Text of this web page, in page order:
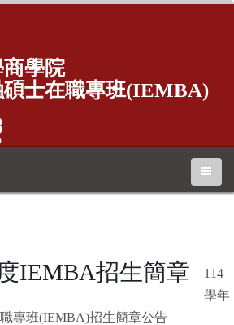
商學院
碩士在職專班(IEMBA)
IEMBA招生簡章
114
學年
專班(IEMBA)招生簡章公告